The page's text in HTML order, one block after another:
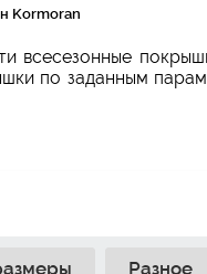
Kormoran
всесезонные
по заданным
Разное